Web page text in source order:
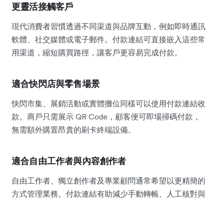
更靈活接觸客戶
現代消費者習慣透過不同渠道與品牌互動，例如即時通訊
軟體、社交媒體或電子郵件。付款連結可直接嵌入這些常
用渠道，縮短購買路徑，讓客戶更容易完成付款。
適合快閃店與零售場景
快閃市集、展銷活動或實體攤位同樣可以使用付款連結收
款。商戶只需展示 QR Code，顧客便可即場掃碼付款，
無需額外購置昂貴的刷卡終端設備。
適合自由工作者與內容創作者
自由工作者、獨立創作者及專業顧問通常希望以更精簡的
方式管理業務。付款連結有助減少手動轉帳、人工核對與